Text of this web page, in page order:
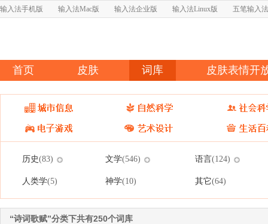
输入法手机版 输入法Mac版 输入法企业版 输入法Linux版 五笔输入法
首页 皮肤 词库 皮肤表情开
历史(83) 文学(546) 语言(124)
人类学(5) 神学(10) 其它(64)
“诗词歌赋”分类下共有250个词库